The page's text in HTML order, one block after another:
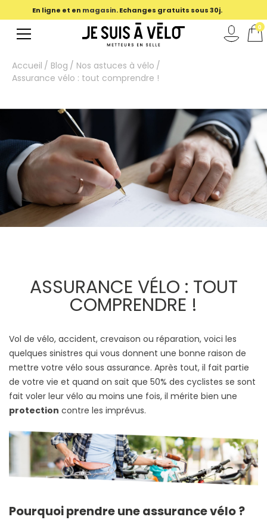
Accueil Blog
Nos astuces à vélo
Assurance vélo : tout comprendre !
ASSURANCE VÉLO : TOUT
COMPRENDRE !
Vol de vélo, accident, crevaison ou réparation, voici les
quelques sinistres qui vous donnent une bonne raison de
mettre votre vélo sous assurance. Après tout, il fait partie
de votre vie et quand on sait que 50% des cyclistes se sont
fait voler leur vélo au moins une fois, il mérite bien une
protection contre les imprévus.
Pourquoi prendre une assurance vélo ?
En ligne et en magasin. Echanges gratuits sous 30j.
0